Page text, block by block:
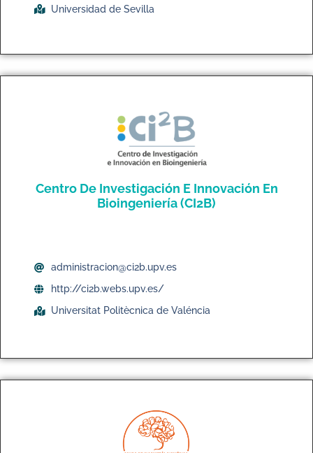
Universidad de Sevilla
Centro De Investigación E Innovación En
Bioingeniería (CI2B)
administracion@ci2b.upv.es
http://ci2b.webs.upv.es/
Universitat Politècnica de Valéncia